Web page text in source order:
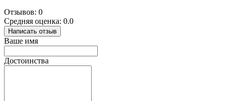
Отзывов: 0
Средняя оценка: 0.0
Написать отзыв
Ваше имя
Достоинства